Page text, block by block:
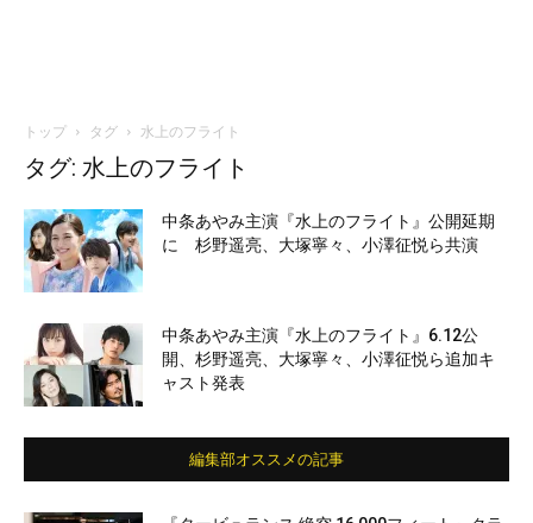
トップ タグ 水上のフライト
タグ: 水上のフライト
中条あやみ主演『水上のフライト』公開延期
に 杉野遥亮、大塚寧々、小澤征悦ら共演
中条あやみ主演『水上のフライト』6.12公
開、杉野遥亮、大塚寧々、小澤征悦ら追加キ
ャスト発表
編集部オススメの記事